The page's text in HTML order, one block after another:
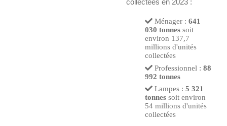
Ménager : 641
030 tonnessoit
environ 137,7
millions d'unités
collectées
Professionnel : 88
992 tonnes
Lampes :5 321
tonnes soit environ
54 millions d'unités
collectées